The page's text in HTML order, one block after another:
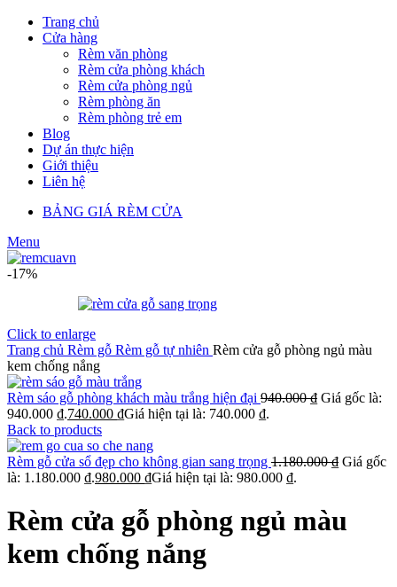
Trang chủ
Cửa hàng
Rèm văn phòng
Rèm cửa phòng khách
Rèm cửa phòng ngủ
Rèm phòng ăn
Rèm phòng trẻ em
Blog
Dự án thực hiện
Giới thiệu
Liên hệ
BẢNG GIÁ RÈM CỬA
Menu
-17%
Click to enlarge
Trang chủ Rèm gỗ Rèm gỗ tự nhiên Rèm cửa gỗ phòng ngủ màu
kem chống nắng
Rèm sáo gỗ phòng khách màu trắng hiện đại 940.000₫ Giá gốc là:
940.000 ₫.740.000 ₫Giá hiện tại là: 740.000 ₫.
Back to products
Rèm gỗ cửa sổ đẹp cho không gian sang trọng 1.180.000₫ Giá gốc
là: 1.180.000 ₫.980.000 ₫Giá hiện tại là: 980.000 ₫.
Rèm cửa gỗ phòng ngủ màu
kem chống nắng